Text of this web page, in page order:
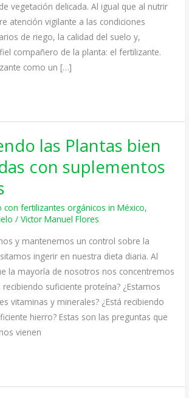
vegetación delicada. Al igual que al nutrir
atención vigilante a las condiciones
de riego, la calidad del suelo y,
compañero de la planta: el fertilizante.
como un […]
las Plantas bien
con suplementos
con fertilizantes orgánicos in México,
/Victor Manuel Flores
y mantenemos un control sobre la
ingerir en nuestra dieta diaria. Al
la mayoría de nosotros nos concentremos
suficiente proteína? ¿Estamos
vitaminas y minerales? ¿Está recibiendo
hierro? Estas son las preguntas que
vienen